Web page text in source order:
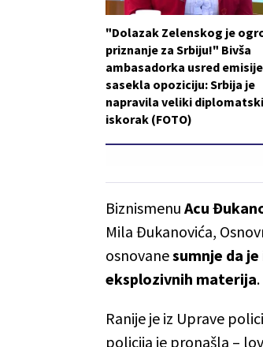
"Dolazak Zelenskog je
priznanje za Srbiju!" Bivša
ambasadorka usred emisije
sasekla opoziciju: Srbija je
napravila veliki diplomatski
iskorak (FOTO)
Biznismenu Acu
Mila Đukanovića,
osnovanesumnje da
eksplozivnih materija.
Ranije je iz Uprave
policija je pronašla –